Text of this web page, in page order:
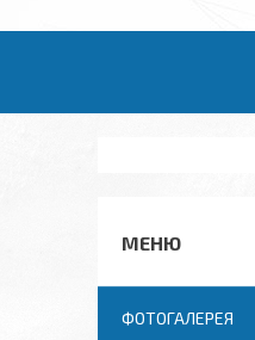
ФОТОГАЛЕРЕЯ